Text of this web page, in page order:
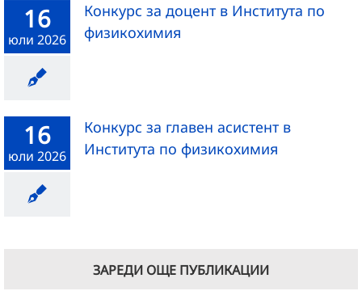
16
юли 2026
Конкурс за доцент в Института по
физикохимия
16
юли 2026
Конкурс за главен асистент в
Института по физикохимия
ЗАРЕДИ ОЩЕ ПУБЛИКАЦИИ